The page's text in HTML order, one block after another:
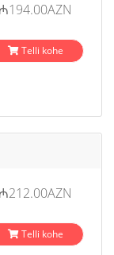
₼194.00AZN
Telli kohe
₼212.00AZN
Telli kohe